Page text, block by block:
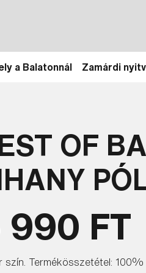
a Balatonnál Zamárdi
OF
990 FT
szín. Termékösszetétel: 100%